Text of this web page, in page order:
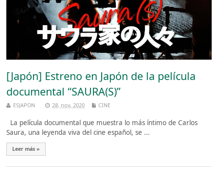
[Japón] Estreno en Japón de la película
documental “SAURA(S)”
ESJAPON 28, nov, 2020 CINE
La película documental que muestra lo más íntimo de Carlos
Saura, una leyenda viva del cine español, se ...
Leer más »